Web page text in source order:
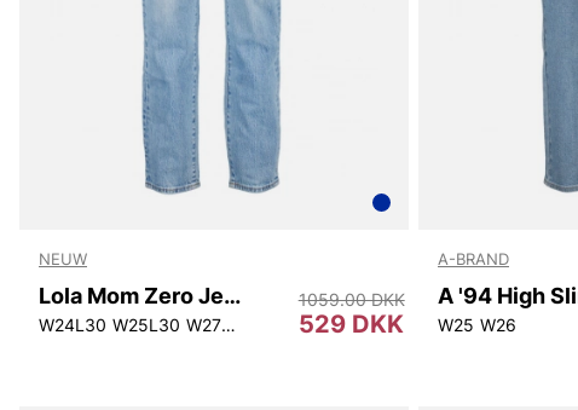
NEUW
Lola Mom Zero Jemima
W24L30 W25L30 W27L30 W28L30 W29L30 W30L30 W31L30
529 DKK
1059.00 DKK
A-BRAND
W25 W26